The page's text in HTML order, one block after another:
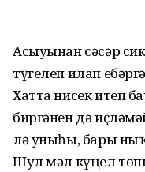
Асыуынан сәсәр
түгелеп илап
Хатта нисек итеп
биргәнен дә
лә уныһы, бары
Шул мәл күңел